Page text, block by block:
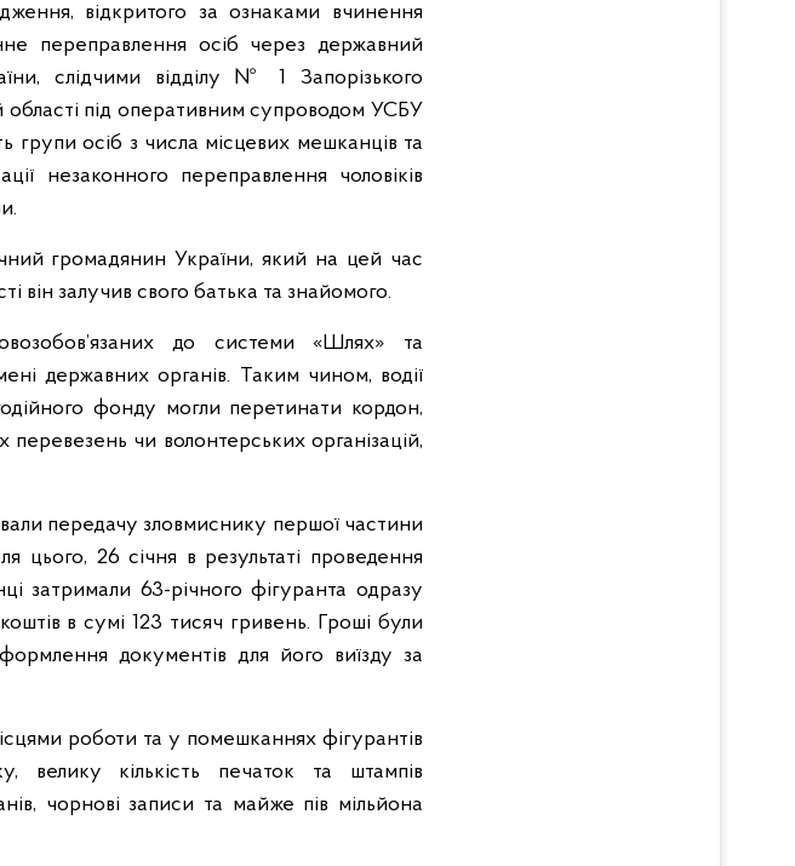
відкритого за ознаками вчинення
переправлення осіб через державний
слідчими відділу № 1 Запорізького
області під оперативним супроводом УСБУ
групи осіб з числа місцевих мешканців та
незаконного переправлення чоловіків
громадянин України, який на цей час
він залучив свого батька та знайомого.
до системи «Шлях» та
державних органів. Таким чином, водії
фонду могли перетинати кордон,
чи волонтерських організацій,
передачу зловмиснику першої частини
цього, 26 січня в результаті проведення
затримали 63-річного фігуранта одразу
в сумі 123 тисяч гривень. Гроші були
документів для його виїзду за
роботи та у помешканнях фігурантів
велику кількість печаток та штампів
чорнові записи та майже пів мільйона